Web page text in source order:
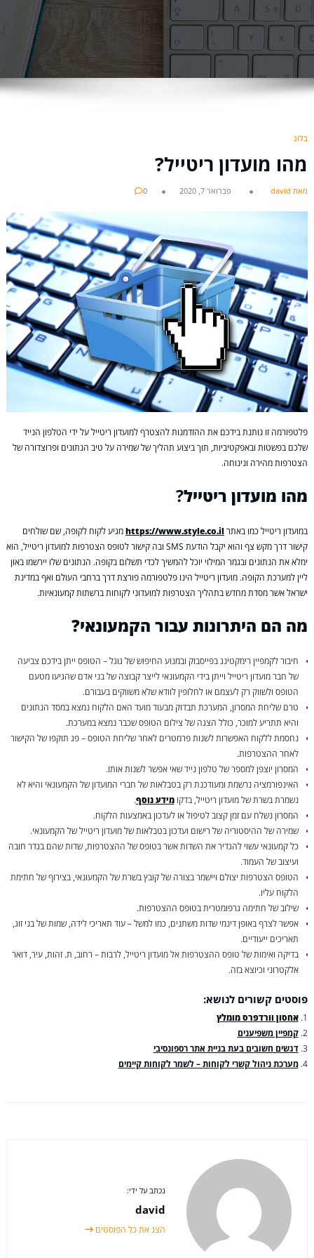
בלוג
מהו מועדון ריטייל?
מאת david פברואר 7, 2020 0
פלטפורמה זו נותנת בידכם את ההזדמנות להצטרף למועדון ריטייל על ידי הטלפון הנייד
שלכם בפשטות ובאפקטיביות, תוך ביצוע תהליך של שמירה על טיב הנתונים ופרוצדורה של
הצטרפות מהירה ונינוחה.
מהו מועדון ריטייל?
במועדון ריטייל כמו באתר https://www.style.co.ilמגיע לקוח לקופה, שם שולחים
קישור דרך מקש צף והוא יקבל הודעת SMS ובה קישור לטופס הצטרפות למועדון ריטייל, הוא
ימלא את הנתונים ובגמר המילוי יוכל להמשיך לכדי תשלום בקופה. הנתונים שלו יירשמו באון
ליין למערכת הקופה. מועדון ריטייל הינו פלטפורמה פורצת דרך ברחבי העולם ואף במדינת
ישראל אשר מסדת מחדש בתהליך הצטרפות למועדוני לקוחות ברשתות קמעונאיות.
מה הם היתרונות עבור הקמעונאי?
חיבור לקמפיין רימקטינג בפייסבוק ובמנוע החיפוש של גוגל – הטופס ייתן בידכם צביעה
של חבר מועדון ריטייל וייתן בידי הקמעונאי לייצר קבוצה של בני אדם שהגיעו מטעם
הטופס ולשווק רק לעצמם או לחלופין לוודא שלא משווקים בעבורם.
טרם שליחת המסרון, המערכת תבדוק מבעוד מועד האם הלקוח נמצא במסד הנתונים
והיא תתריע למוכר, כולל הצגה של צילום הטופס שכבר נמצא במערכת.
נחסמת ללקוח האפשרות לשנות פרמטרים לאחר שליחת הטופס – פג תוקפו של הקישור
לאחר ההצטרפות.
המסרון יוצפן למספר של טלפון נייד שאי אפשר לשנות אותו.
האינפורמציה נרשמת ומעודכנת רק בטבלאות של חברי המועדון של הקמעונאי והיא לא
נשמרת בשרת של מועדון ריטייל, בדקומידע נוסף.
המסרון נשלח עם זמן קצוב לטיפול או לעדכון באמצעות הלקוח.
שמירה של ההיסטוריה של רישום ועדכון בטבלאות של מועדון ריטייל של הקמעונאי.
כל קמעונאי עשוי להגדיר את השדות אשר בטופס של ההצטרפות, שדות שהם בגדר חובה
ועיצוב של העמוד.
הטופס הצטרפות יצולם ויישמר בצורה של קובץ בשרת של הקמעונאי, בצירוף של חתימת
הלקוח עליו.
שילוב של חתימה גרפומטרית בטופס ההצטרפות.
אפשר לצרף באופן דינמי שדות משתנים, כמו למשל – עוד תאריכי לידה, שמות של בני זוג,
תאריכים ייעודיים.
בדיקה ואימות של טופס ההצטרפות אל מועדון ריטייל, לרבות – רחוב, ת. זהות, עיר, דואר
אלקטרוני וכיוצא בזה.
פוסטים קשורים לנושא:
אחסון וורדפרס מומלץ
קמפיין משפיענים
דגשים חשובים בעת בניית אתר רספונסיבי
מערכת ניהול קשרי לקוחות – לשמר לקוחות קיימים
נכתב על ידי:
david
הצג את כל הפוסטים